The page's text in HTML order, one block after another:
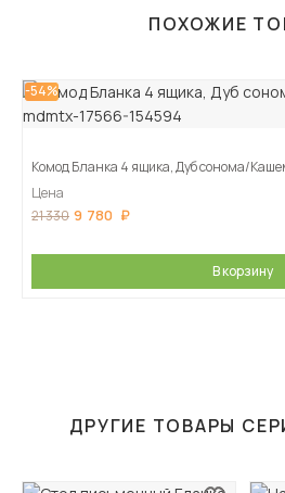
ПОХОЖИЕ
-54%
Комод Бланка 4 ящика, Дуб сонома/
Цена
21 330 9 780
В корзину
ДРУГИЕ ТОВАРЫ